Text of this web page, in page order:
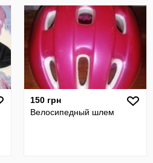
150 грн
Велосипедный шлем